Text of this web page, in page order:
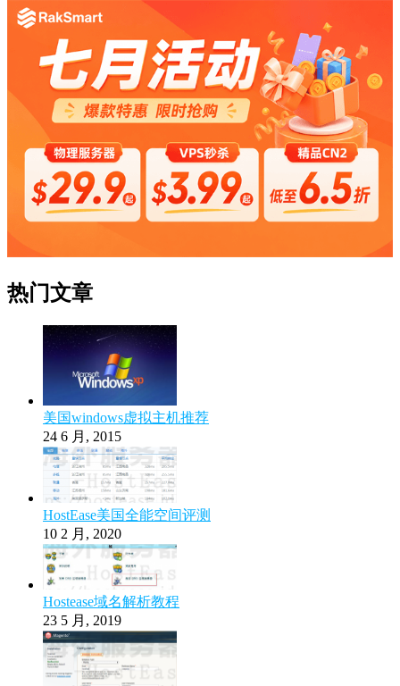
热门文章
美国windows虚拟主机推荐
24 6 月, 2015
HostEase美国全能空间评测
10 2 月, 2020
Hostease域名解析教程
23 5 月, 2019